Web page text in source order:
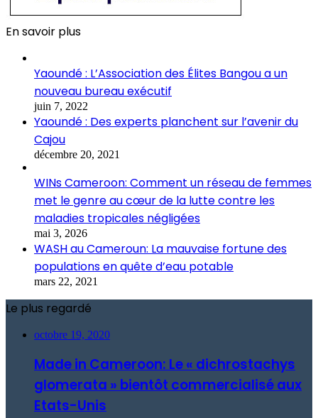
En savoir plus
Yaoundé : L’Association des Élites Bangou a un
nouveau bureau exécutif
juin 7, 2022
Yaoundé : Des experts planchent sur l’avenir du
Cajou
décembre 20, 2021
WINs Cameroon: Comment un réseau de femmes
met le genre au cœur de la lutte contre les
maladies tropicales négligées
mai 3, 2026
WASH au Cameroun: La mauvaise fortune des
populations en quête d’eau potable
mars 22, 2021
Le plus regardé
octobre 19, 2020
Made in Cameroon: Le « dichrostachys
glomerata » bientôt commercialisé aux
Etats-Unis